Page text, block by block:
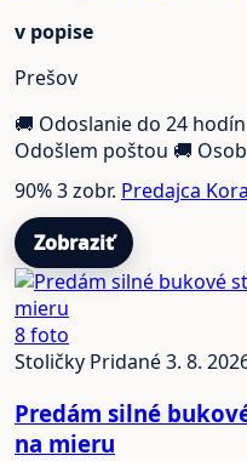
v popise
Prešov
🚚 Odoslanie do 24 hodín
Odošlem poštou 🚚
90%3 zobr. Predajca
Zobraziť
8 foto
Stoličky Pridané 3. 8.
Predám silné
na mieru